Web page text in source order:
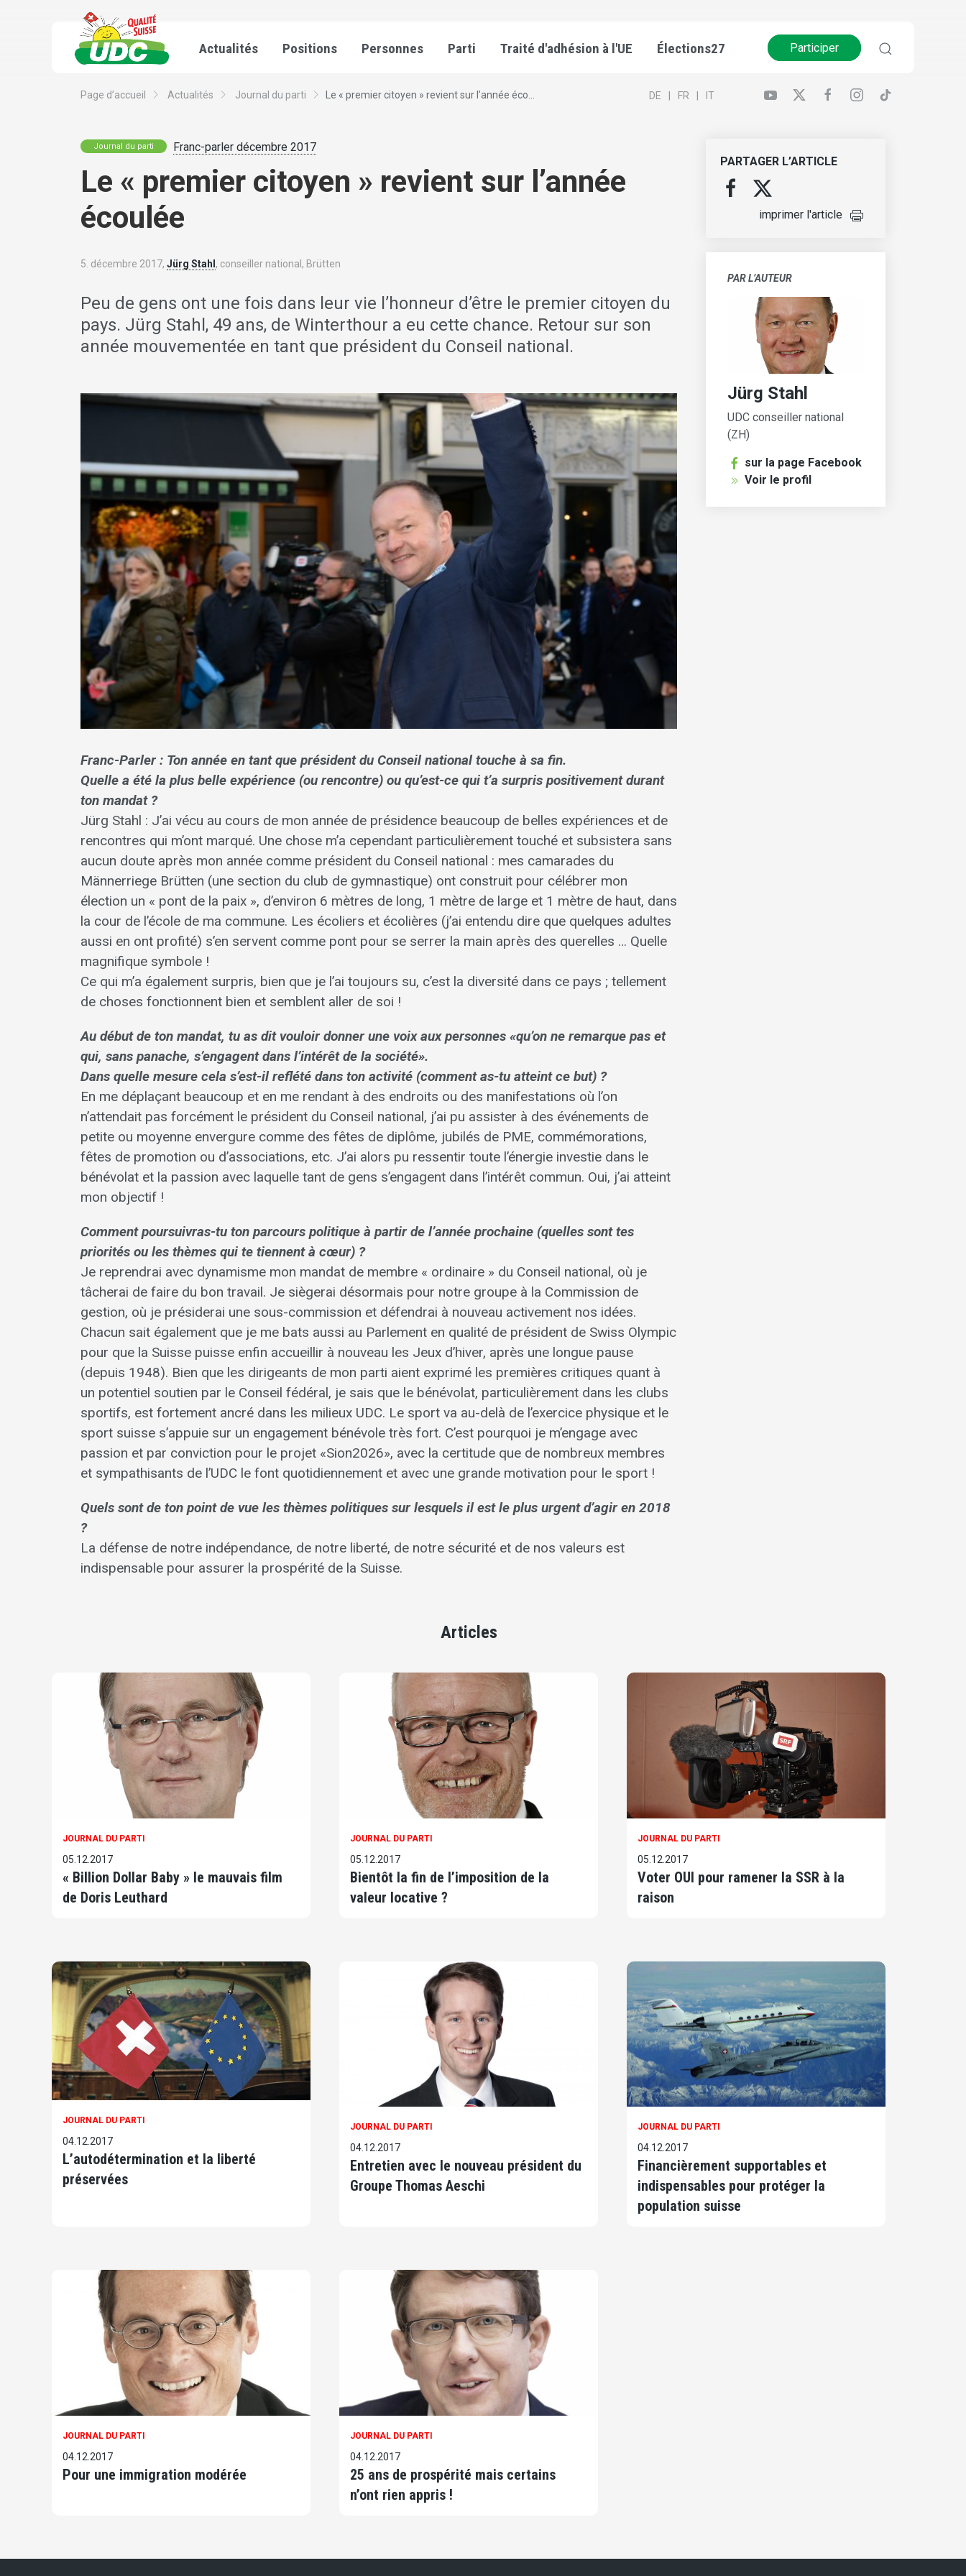
Actualités Positions Personnes Parti Traité d'adhésion à l'UE Élections27 Participer
Page d’accueil Actualités Journal du parti Le « premier citoyen » revient sur l’année éco... DE FR IT
Journal du parti Franc-parler décembre 2017
Le « premier citoyen » revient sur l’année
écoulée
5. décembre 2017, Jürg Stahl , conseiller national, Brütten
Peu de gens ont une fois dans leur vie l’honneur d’être le premier citoyen du
pays. Jürg Stahl, 49 ans, de Winterthour a eu cette chance. Retour sur son
année mouvementée en tant que président du Conseil national.
Franc-Parler : Ton année en tant que président du Conseil national touche à sa fin.
Quelle a été la plus belle expérience (ou rencontre) ou qu’est-ce qui t’a surpris positivement durant
ton mandat ?
Jürg Stahl : J’ai vécu au cours de mon année de présidence beaucoup de belles expériences et de
rencontres qui m’ont marqué. Une chose m’a cependant particulièrement touché et subsistera sans
aucun doute après mon année comme président du Conseil national : mes camarades du
Männerriege Brütten (une section du club de gymnastique) ont construit pour célébrer mon
élection un « pont de la paix », d’environ 6 mètres de long, 1 mètre de large et 1 mètre de haut, dans
la cour de l’école de ma commune. Les écoliers et écolières (j’ai entendu dire que quelques adultes
aussi en ont profité) s’en servent comme pont pour se serrer la main après des querelles … Quelle
magnifique symbole !
Ce qui m’a également surpris, bien que je l’ai toujours su, c’est la diversité dans ce pays ; tellement
de choses fonctionnent bien et semblent aller de soi !
Au début de ton mandat, tu as dit vouloir donner une voix aux personnes «qu’on ne remarque pas et
qui, sans panache, s’engagent dans l’intérêt de la société».
Dans quelle mesure cela s’est-il reflété dans ton activité (comment as-tu atteint ce but) ?
En me déplaçant beaucoup et en me rendant à des endroits ou des manifestations où l’on
n’attendait pas forcément le président du Conseil national, j’ai pu assister à des événements de
petite ou moyenne envergure comme des fêtes de diplôme, jubilés de PME, commémorations,
fêtes de promotion ou d’associations, etc. J’ai alors pu ressentir toute l’énergie investie dans le
bénévolat et la passion avec laquelle tant de gens s’engagent dans l’intérêt commun. Oui, j’ai atteint
mon objectif !
Comment poursuivras-tu ton parcours politique à partir de l’année prochaine (quelles sont tes
priorités ou les thèmes qui te tiennent à cœur) ?
Je reprendrai avec dynamisme mon mandat de membre « ordinaire » du Conseil national, où je
tâcherai de faire du bon travail. Je siègerai désormais pour notre groupe à la Commission de
gestion, où je présiderai une sous-commission et défendrai à nouveau activement nos idées.
Chacun sait également que je me bats aussi au Parlement en qualité de président de Swiss Olympic
pour que la Suisse puisse enfin accueillir à nouveau les Jeux d’hiver, après une longue pause
(depuis 1948). Bien que les dirigeants de mon parti aient exprimé les premières critiques quant à
un potentiel soutien par le Conseil fédéral, je sais que le bénévolat, particulièrement dans les clubs
sportifs, est fortement ancré dans les milieux UDC. Le sport va au-delà de l’exercice physique et le
sport suisse s’appuie sur un engagement bénévole très fort. C’est pourquoi je m’engage avec
passion et par conviction pour le projet «Sion2026», avec la certitude que de nombreux membres
et sympathisants de l’UDC le font quotidiennement et avec une grande motivation pour le sport !
Quels sont de ton point de vue les thèmes politiques sur lesquels il est le plus urgent d’agir en 2018
?
La défense de notre indépendance, de notre liberté, de notre sécurité et de nos valeurs est
indispensable pour assurer la prospérité de la Suisse.
PARTAGER L’ARTICLE
imprimer l'article
PAR L’AUTEUR
Jürg Stahl
UDC conseiller national
(ZH)
sur la page Facebook
Voir le profil
Articles
JOURNAL DU PARTI
05.12.2017
« Billion Dollar Baby » le mauvais film
de Doris Leuthard
JOURNAL DU PARTI
05.12.2017
Bientôt la fin de l’imposition de la
valeur locative ?
JOURNAL DU PARTI
05.12.2017
Voter OUI pour ramener la SSR à la
raison
JOURNAL DU PARTI
04.12.2017
L’autodétermination et la liberté
préservées
JOURNAL DU PARTI
04.12.2017
Entretien avec le nouveau président du
Groupe Thomas Aeschi
JOURNAL DU PARTI
04.12.2017
Financièrement supportables et
indispensables pour protéger la
population suisse
JOURNAL DU PARTI
04.12.2017
Pour une immigration modérée
JOURNAL DU PARTI
04.12.2017
25 ans de prospérité mais certains
n’ont rien appris !